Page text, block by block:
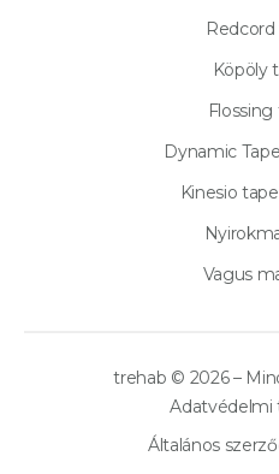
Redcord
Köpöly
Flossing
Dynamic
Kinesio
Vagus
trehab © 2026 –
Adatvédelmi
Általános